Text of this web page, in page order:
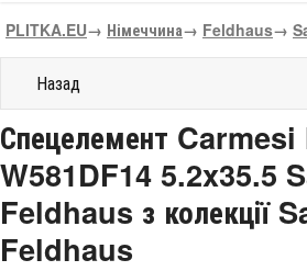
PLITKA.EU→ Німеччина→ Feldhaus→
Назад
Спецелемент
W581DF14 5.2x35.5
Feldhaus з колекції
Feldhaus